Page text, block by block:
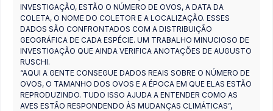
INVESTIGAÇÃO, ESTÃO O NÚMERO DE OVOS, A DATA DA
COLETA, O NOME DO COLETOR E A LOCALIZAÇÃO. ESSES
DADOS SÃO CONFRONTADOS COM A DISTRIBUIÇÃO
GEOGRÁFICA DE CADA ESPÉCIE. UM TRABALHO MINUCIOSO DE
INVESTIGAÇÃO QUE AINDA VERIFICA ANOTAÇÕES DE AUGUSTO
RUSCHI.
“AQUI A GENTE CONSEGUE DADOS REAIS SOBRE O NÚMERO DE
OVOS, O TAMANHO DOS OVOS E A ÉPOCA EM QUE ELAS ESTÃO
REPRODUZINDO. TUDO ISSO AJUDA A ENTENDER COMO AS
AVES ESTÃO RESPONDENDO ÀS MUDANÇAS CLIMÁTICAS”,